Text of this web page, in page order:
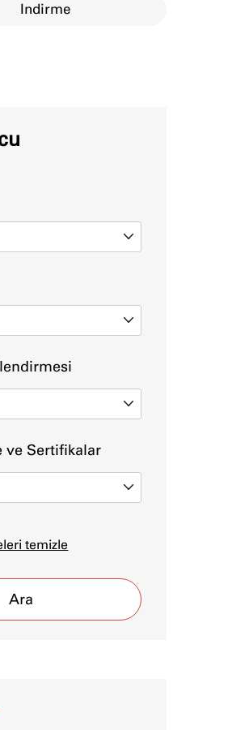
Indirme
ve Sertifikalar
temizle
Ara